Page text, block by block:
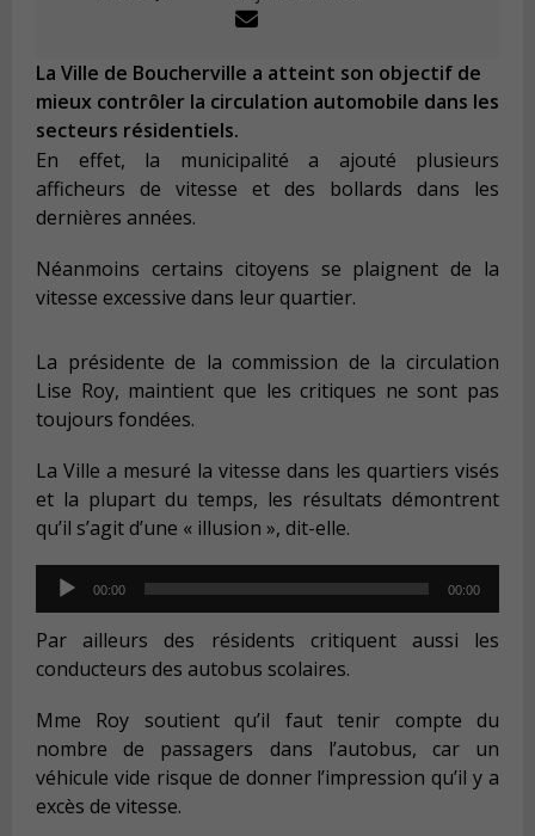
La Ville de Boucherville a atteint son objectif de
mieux contrôler la circulation automobile dans les
secteurs résidentiels.
En effet, la municipalité a ajouté plusieurs
afficheurs de vitesse et des bollards dans les
dernières années.
Néanmoins certains citoyens se plaignent de la
vitesse excessive dans leur quartier.
La présidente de la commission de la circulation
Lise Roy, maintient que les critiques ne sont pas
toujours fondées.
La Ville a mesuré la vitesse dans les quartiers visés
et la plupart du temps, les résultats démontrent
qu’il s’agit d’une « illusion », dit-elle.
Audio
Player
00:00 00:00
Par ailleurs des résidents critiquent aussi les
conducteurs des autobus scolaires.
Mme Roy soutient qu’il faut tenir compte du
nombre de passagers dans l’autobus, car un
véhicule vide risque de donner l’impression qu’il y a
excès de vitesse.